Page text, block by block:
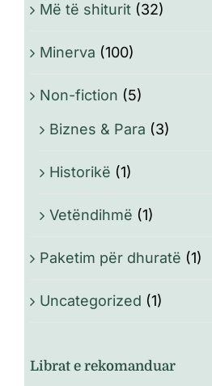
Më të shiturit (32)
Minerva (100)
Non-fiction (5)
Biznes & Para (3)
Historikë (1)
Vetëndihmë (1)
Paketim për dhuratë (1)
Uncategorized (1)
Librat e rekomanduar